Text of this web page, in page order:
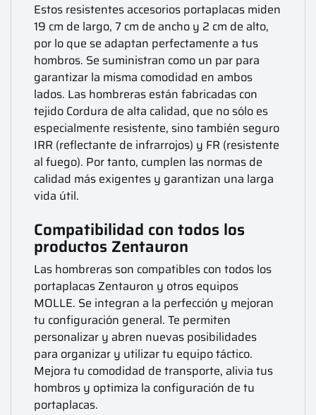
Estos resistentes accesorios portaplacas miden
19 cm de largo, 7 cm de ancho y 2 cm de alto,
por lo que se adaptan perfectamente a tus
hombros. Se suministran como un par para
garantizar la misma comodidad en ambos
lados. Las hombreras están fabricadas con
tejido Cordura de alta calidad, que no sólo es
especialmente resistente, sino también seguro
IRR (reflectante de infrarrojos) y FR (resistente
al fuego). Por tanto, cumplen las normas de
calidad más exigentes y garantizan una larga
vida útil.
Compatibilidad con todos los
productos Zentauron
Las hombreras son compatibles con todos los
portaplacas Zentauron y otros equipos
MOLLE. Se integran a la perfección y mejoran
tu configuración general. Te permiten
personalizar y abren nuevas posibilidades
para organizar y utilizar tu equipo táctico.
Mejora tu comodidad de transporte, alivia tus
hombros y optimiza la configuración de tu
portaplacas.